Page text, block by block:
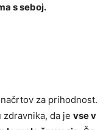
s seboj.
za prihodnost.
da je vse v